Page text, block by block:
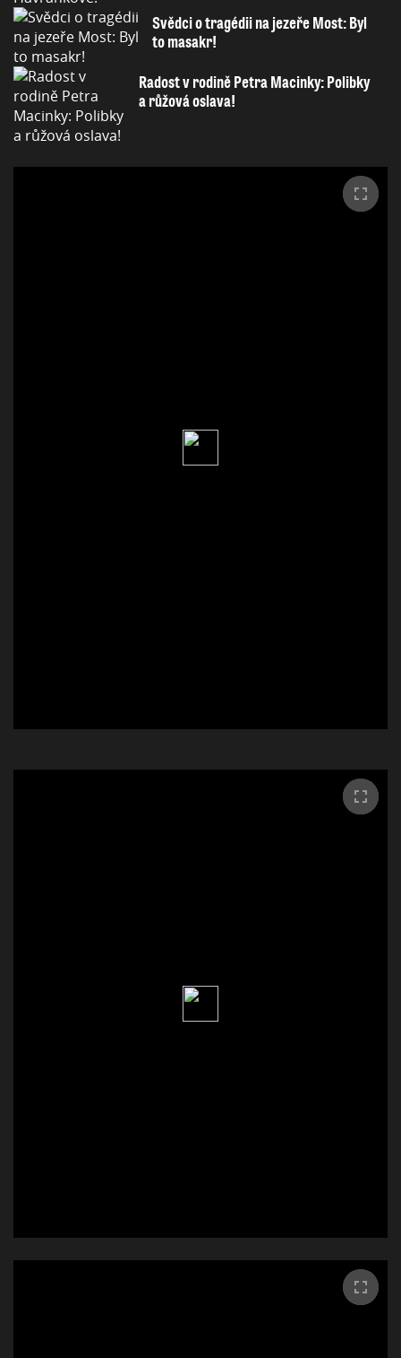
Svědci o tragédii na jezeře Most: Byl
to masakr!
Radost v rodině Petra Macinky: Polibky
a růžová oslava!